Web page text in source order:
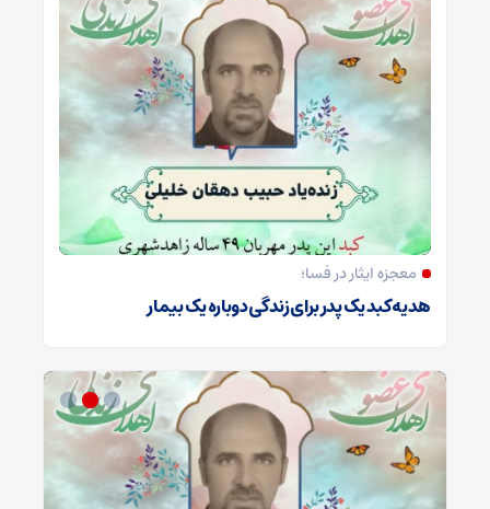
معجزه ایثار در فسا؛
هدیه کبد یک پدر برای زندگی دوباره یک بیمار